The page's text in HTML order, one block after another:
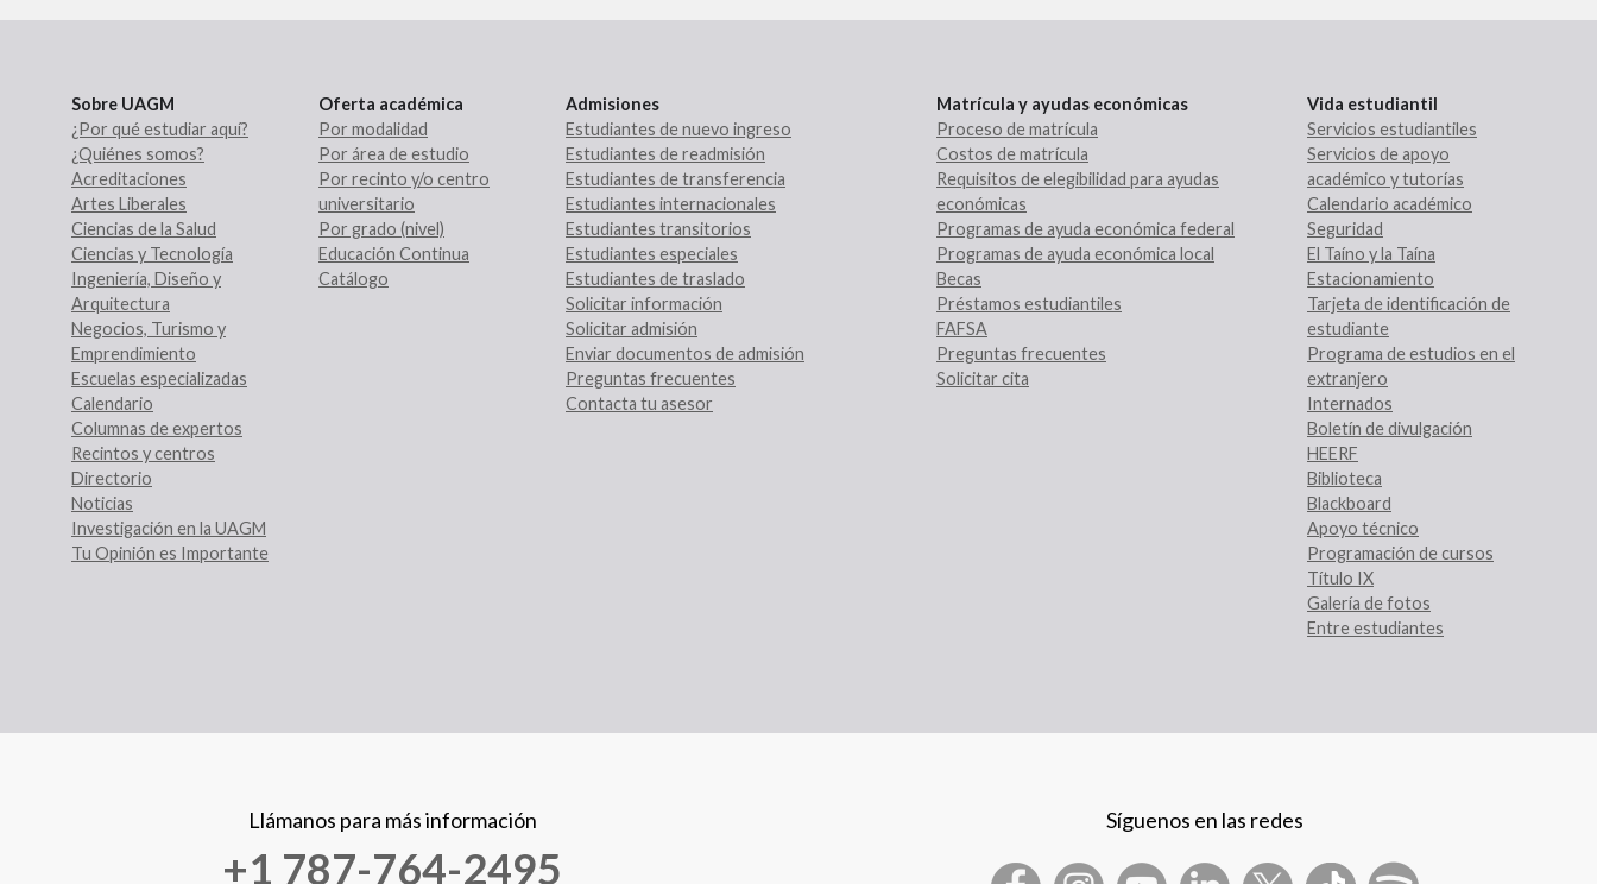
Sobre UAGM
¿Por qué estudiar aquí?
¿Quiénes somos?
Acreditaciones
Artes Liberales
Ciencias de la Salud
Ciencias y Tecnología
Ingeniería, Diseño y
Arquitectura
Negocios, Turismo y
Emprendimiento
Escuelas especializadas
Calendario
Columnas de expertos
Recintos y centros
Directorio
Noticias
Investigación en la UAGM
Tu Opinión es Importante
Oferta académica
Por modalidad
Por área de estudio
Por recinto y/o centro
universitario
Por grado (nivel)
Educación Continua
Catálogo
Admisiones
Estudiantes de nuevo ingreso
Estudiantes de readmisión
Estudiantes de transferencia
Estudiantes internacionales
Estudiantes transitorios
Estudiantes especiales
Estudiantes de traslado
Solicitar información
Solicitar admisión
Enviar documentos de admisión
Preguntas frecuentes
Contacta tu asesor
Matrícula y ayudas económicas
Proceso de matrícula
Costos de matrícula
Requisitos de elegibilidad para ayudas
económicas
Programas de ayuda económica federal
Programas de ayuda económica local
Becas
Préstamos estudiantiles
FAFSA
Preguntas frecuentes
Solicitar cita
Vida estudiantil
Servicios estudiantiles
Servicios de apoyo
académico y tutorías
Calendario académico
Seguridad
El Taíno y la Taína
Estacionamiento
Tarjeta de identificación de
estudiante
Programa de estudios en el
extranjero
Internados
Boletín de divulgación
HEERF
Biblioteca
Blackboard
Apoyo técnico
Programación de cursos
Título IX
Galería de fotos
Entre estudiantes
Llámanos para más información
+1 787-764-2495
Síguenos en las redes